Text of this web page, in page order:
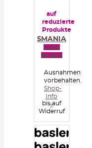
auf
reduzierte
Produkte
5MANIA
Code
zeigen
Ausnahmen
vorbehalten.
Shop-
Info
»
bis auf
Widerruf